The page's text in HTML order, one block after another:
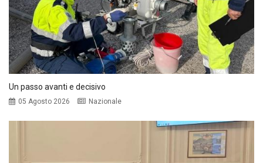
Un passo avanti e decisivo
05 Agosto 2026 Nazionale